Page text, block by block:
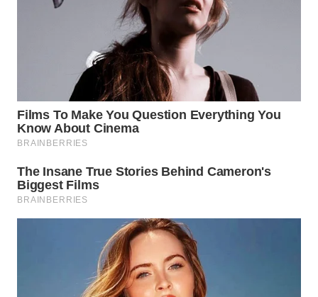
WN
TAPANULI
UTARA
WN
SAMOSIR